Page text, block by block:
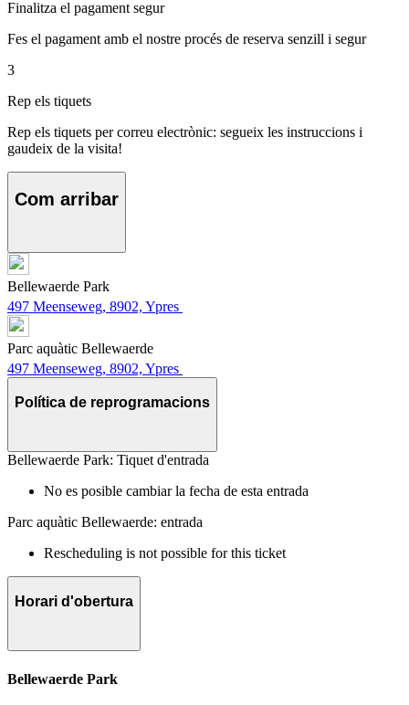
Finalitza el pagament segur
Fes el pagament amb el nostre procés de reserva senzill i segur
3
Rep els tiquets
Rep els tiquets per correu electrònic: segueix les instruccions i
gaudeix de la visita!
Com arribar
Bellewaerde Park
497 Meenseweg, 8902, Ypres
Parc aquàtic Bellewaerde
497 Meenseweg, 8902, Ypres
Política de reprogramacions
Bellewaerde Park: Tiquet d'entrada
No es posible cambiar la fecha de esta entrada
Parc aquàtic Bellewaerde: entrada
Rescheduling is not possible for this ticket
Horari d'obertura
Bellewaerde Park